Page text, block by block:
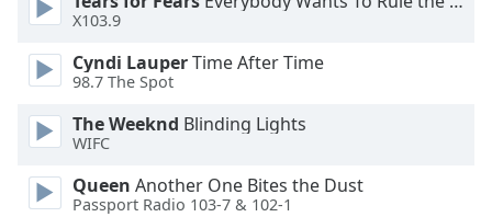
Opacity
Background
Color
X103.9
Cyndi LauperTime After Time
98.7 The Spot
The Weeknd Blinding Lights
WIFC
Queen Another One Bites the Dust
Passport Radio 103-7 & 102-1